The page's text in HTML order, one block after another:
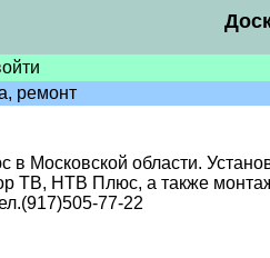
ремонт
Московской области.
НТВ Плюс, а также монтаж
77-22